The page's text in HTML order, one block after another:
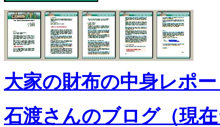
大家の財布の中身レポ
石渡さんのブログ（現